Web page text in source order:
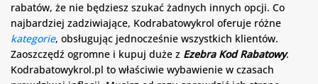
rabatów, że nie będziesz szukać żadnych innych opcji. Co
najbardziej zadziwiające, Kodrabatowykrol oferuje różne
kategorie, obsługując jednocześnie wszystkich klientów.
Zaoszczędź ogromne i kupuj duże z Ezebra Kod Rabatowy.
Kodrabatowykrol.pl to właściwie wybawienie w czasach